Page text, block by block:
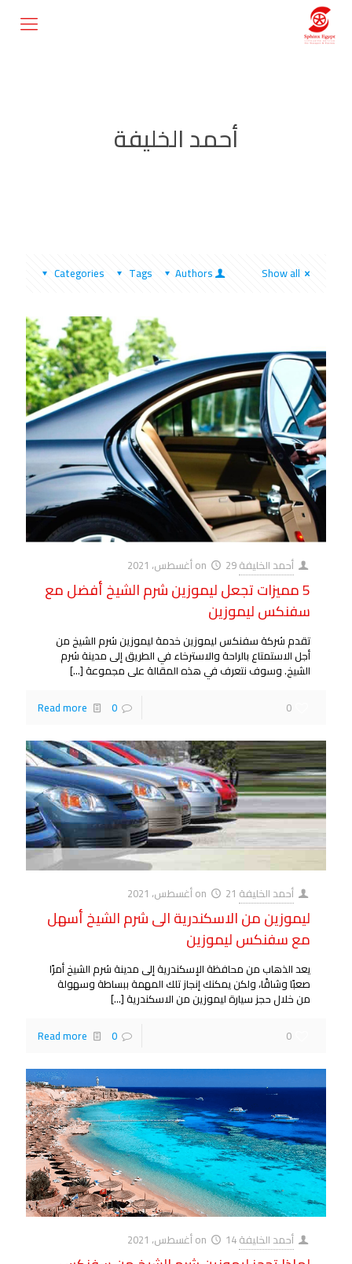
أحمد الخليفة
Categories Tags Authors Show all
أحمد الخليفة on 29 أغسطس، 2021
5 مميزات تجعل ليموزين شرم الشيخ أفضل مع
سفنكس ليموزين
تقدم شركة سفنكس ليموزين خدمة ليموزين شرم الشيخ من
أجل الاستمتاع بالراحة والاسترخاء في الطريق إلى مدينة شرم
الشيخ. وسوف نتعرف في هذه المقالة على مجموعة[…]
0
0
Read more
أحمد الخليفة on 21 أغسطس، 2021
ليموزين من الاسكندرية الى شرم الشيخ أسهل
مع سفنكس ليموزين
يعد الذهاب من محافظة الإسكندرية إلى مدينة شرم الشيخ أمرًا
صعبًا وشاقًا، ولكن يمكنك إنجاز تلك المهمة ببساطة وسهولة
من خلال حجز سيارة ليموزين من الاسكندرية[…]
0
0
Read more
أحمد الخليفة on 14 أغسطس، 2021